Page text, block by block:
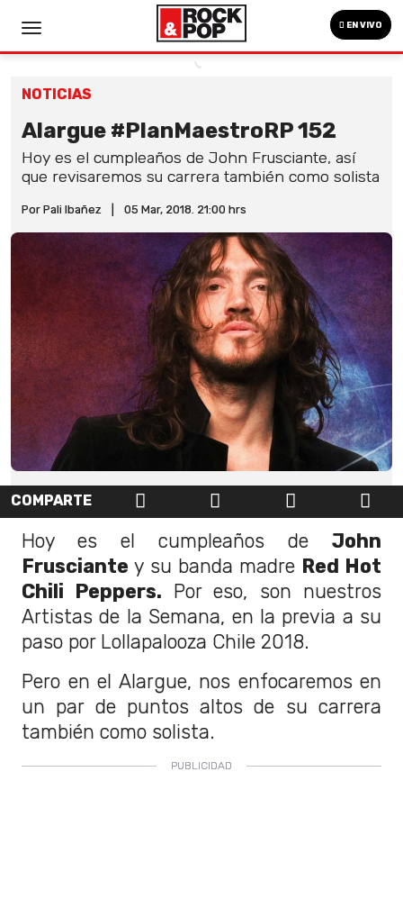
EN VIVO
NOTICIAS
Alargue #PlanMaestroRP 152
Hoy es el cumpleaños de John Frusciante, así
que revisaremos su carrera también como solista
Por Pali Ibañez 05 Mar, 2018. 21:00 hrs
COMPARTE
Hoy es el cumpleaños de John
Frusciante y su banda madre Red Hot
Chili Peppers. Por eso, son nuestros
Artistas de la Semana, en la previa a su
paso por Lollapalooza Chile 2018.
Pero en el Alargue, nos enfocaremos en
un par de puntos altos de su carrera
también como solista.